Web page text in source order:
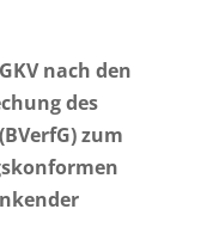
nach den
des
zum